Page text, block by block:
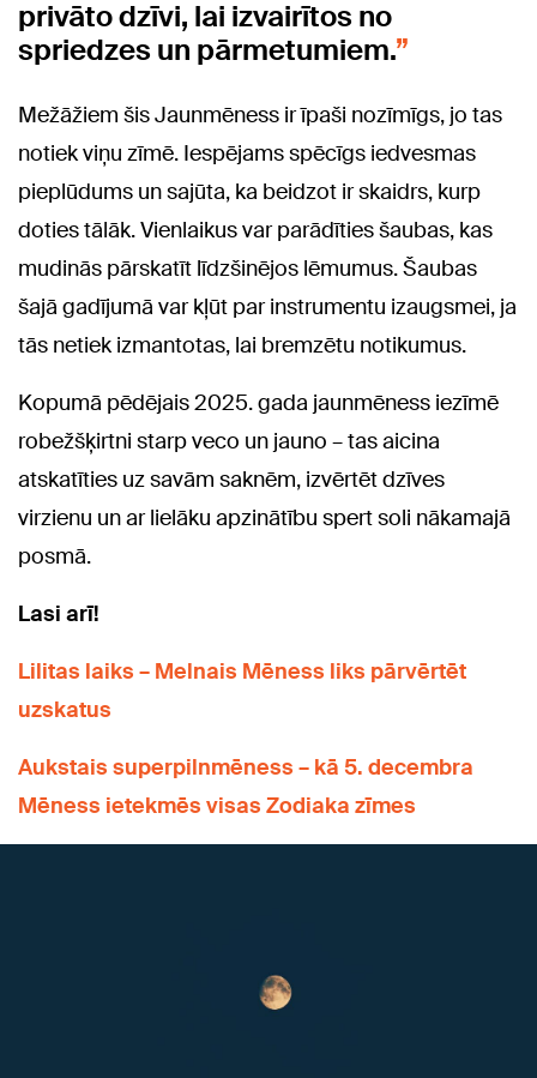
privāto dzīvi, lai izvairītos no
spriedzes un pārmetumiem.
Mežāžiem šis Jaunmēness ir īpaši nozīmīgs, jo tas
notiek viņu zīmē. Iespējams spēcīgs iedvesmas
pieplūdums un sajūta, ka beidzot ir skaidrs, kurp
doties tālāk. Vienlaikus var parādīties šaubas, kas
mudinās pārskatīt līdzšinējos lēmumus. Šaubas
šajā gadījumā var kļūt par instrumentu izaugsmei, ja
tās netiek izmantotas, lai bremzētu notikumus.
Kopumā pēdējais 2025. gada jaunmēness iezīmē
robežšķirtni starp veco un jauno – tas aicina
atskatīties uz savām saknēm, izvērtēt dzīves
virzienu un ar lielāku apzinātību spert soli nākamajā
posmā.
Lasi arī!
Lilitas laiks – Melnais Mēness liks pārvērtēt
uzskatus
Aukstais superpilnmēness – kā 5. decembra
Mēness ietekmēs visas Zodiaka zīmes